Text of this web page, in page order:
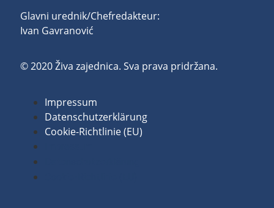
Glavni urednik/Chefredakteur:
Ivan Gavranović
© 2020 Živa zajednica. Sva prava pridržana.
Impressum
Datenschutzerklärung
Cookie-Richtlinie (EU)